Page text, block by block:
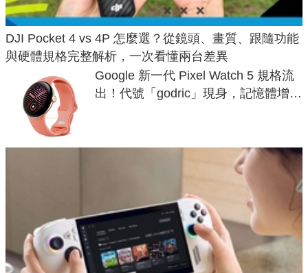
DJI Pocket 4 vs 4P 怎麼選？從鏡頭、畫質、跟隨功能
與硬體規格完整解析，一次看懂兩台差異
Google 新一代 Pixel Watch 5 規格流
出！代號「godric」現身，記憶體增強